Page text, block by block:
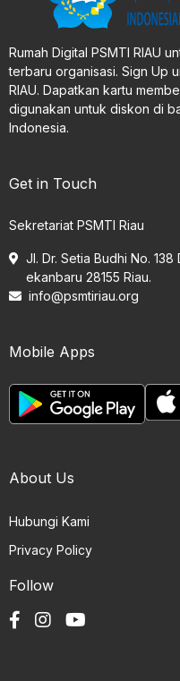
Rumah Digital PSMTI RIAU
terbaru organisasi. Sign Up
RIAU. Dapatkan kartu
digunakan untuk diskon di
Indonesia.
Get in Touch
Sekretariat PSMTI Riau
Jl. Dr. Setia Budhi No. 138
ekanbaru 28155 Riau.
info@psmtiriau.org
Mobile Apps
About Us
Hubungi Kami
Privacy Policy
Follow